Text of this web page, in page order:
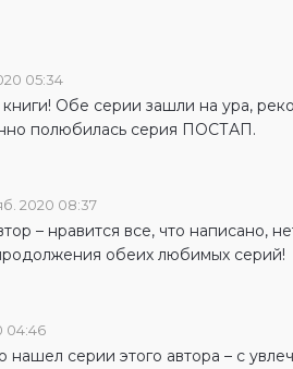
05:34
книги! Обе серии зашли на ура,
полюбилась серия ПОСТАП.
2020 08:37
– нравится все, что написано,
обеих любимых серий!
04:46
нашел серии этого автора – с